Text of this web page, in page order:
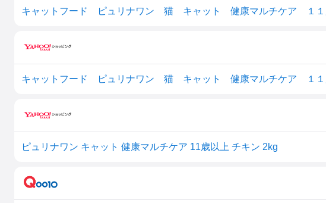
ピュリナワン キャット 健康マルチケア 11歳以上 チキン 2kg